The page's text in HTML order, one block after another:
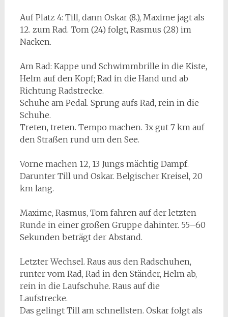
Auf Platz 4: Till, dann Oskar (8.), Maxime jagt als
12. zum Rad. Tom (24) folgt, Rasmus (28) im
Nacken.
Am Rad: Kappe und Schwimmbrille in die Kiste,
Helm auf den Kopf; Rad in die Hand und ab
Richtung Radstrecke.
Schuhe am Pedal. Sprung aufs Rad, rein in die
Schuhe.
Treten, treten. Tempo machen. 3x gut 7 km auf
den Straßen rund um den See.
Vorne machen 12, 13 Jungs mächtig Dampf.
Darunter Till und Oskar. Belgischer Kreisel, 20
km lang.
Maxime, Rasmus, Tom fahren auf der letzten
Runde in einer großen Gruppe dahinter. 55–60
Sekunden beträgt der Abstand.
Letzter Wechsel. Raus aus den Radschuhen,
runter vom Rad, Rad in den Ständer, Helm ab,
rein in die Laufschuhe. Raus auf die
Laufstrecke.
Das gelingt Till am schnellsten. Oskar folgt als